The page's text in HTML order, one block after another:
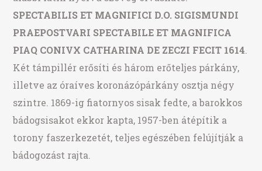
SPECTABILIS ET MAGNIFICI D.O. SIGISMUNDI
PRAEPOSTVARI SPECTABILE ET MAGNIFICA
PIAQ CONIVX CATHARINA DE ZECZI FECIT 1614.
Két támpillér erősíti és három erőteljes párkány,
illetve az óraíves koronázópárkány osztja négy
szintre. 1869-ig fiatornyos sisak fedte, a barokkos
bádogsisakot ekkor kapta, 1957-ben átépítik a
torony faszerkezetét, teljes egészében felújítják a
bádogozást rajta.